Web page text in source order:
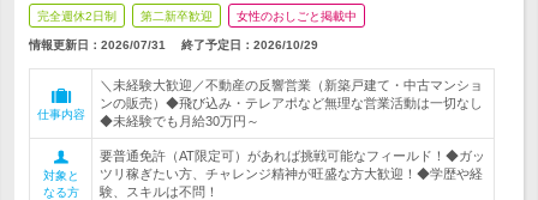
完全週休2日制 第二新卒歓迎 女性のおしごと掲載中
情報更新日：2026/07/31 終了予定日： 2026/10/29
仕事内容
＼未経験大歓迎／不動産の反響営業（新築戸建て・中古マンショ
ンの販売）◆飛び込み・テレアポなど無理な営業活動は一切なし
◆未経験でも月給30万円～
対象と
なる方
要普通免許（AT限定可）があれば挑戦可能なフィールド！◆ガッ
ツリ稼ぎたい方、チャレンジ精神が旺盛な方大歓迎！◆学歴や経
験、スキルは不問！